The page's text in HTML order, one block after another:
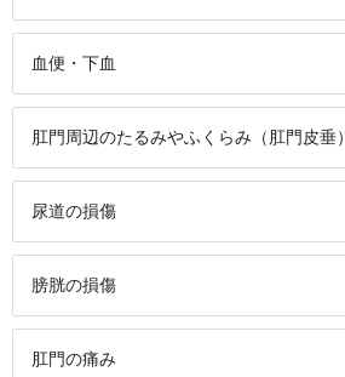
血便・下血
肛門周辺のたるみやふくらみ（肛門皮垂）
尿道の損傷
膀胱の損傷
肛門の痛み